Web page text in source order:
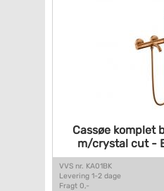
Cassøe komplet
m/crystal cut -
VVS nr. KA01BK
Levering 1-2 dage
Fragt 0,-